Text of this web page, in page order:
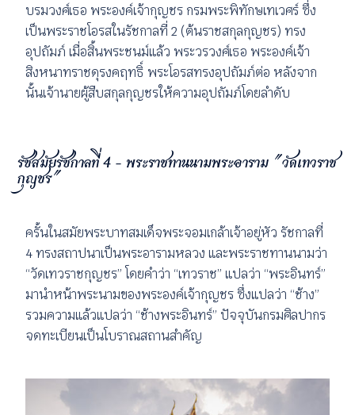
บรมวงศ์เธอ พระองค์เจ้ากุญชร กรมพระพิทักษเทเวศร์ ซึ่ง
เป็นพระราชโอรสในรัชกาลที่ 2 (ต้นราชสกุลกุญชร) ทรง
อุปถัมภ์ เมื่อสิ้นพระชนม์แล้ว พระวรวงศ์เธอ พระองค์เจ้า
สิงหนาทราชดุรงคฤทธิ์ พระโอรสทรงอุปถัมภ์ต่อ หลังจาก
นั้นเจ้านายผู้สืบสกุลกุญชรให้ความอุปถัมภ์โดยลำดับ
รัชสมัยรัชกาลที่ 4 - พระราชทานนามพระอาราม "วัดเทวราช
กุญชร"
ครั้นในสมัยพระบาทสมเด็จพระจอมเกล้าเจ้าอยู่หัว รัชกาลที่
4 ทรงสถาปนาเป็นพระอารามหลวง และพระราชทานนามว่า
“วัดเทวราชกุญชร” โดยคำว่า “เทวราช” แปลว่า “พระอินทร์”
มานำหน้าพระนามของพระองค์เจ้ากุญชร ซึ่งแปลว่า “ช้าง”
รวมความแล้วแปลว่า “ช้างพระอินทร์” ปัจจุบันกรมศิลปากร
จดทะเบียนเป็นโบราณสถานสำคัญ